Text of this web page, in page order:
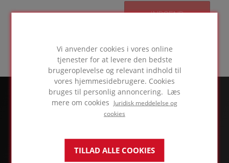
Vi anvender cookies i vores online
tjenester for at levere den bedste
brugeroplevelse og relevant indhold til
vores hjemmesidebrugere. Cookies
bruges til personlig annoncering. Læs
mere om cookies
Juridisk meddelelse og
cookies
TILLAD ALLE COOKIES